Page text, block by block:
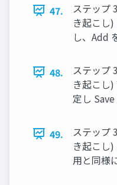
47.
ステップ
き起こし
し、Add
48.
ステップ
き起こし
定し
49.
ステップ
き起こし
用と同様